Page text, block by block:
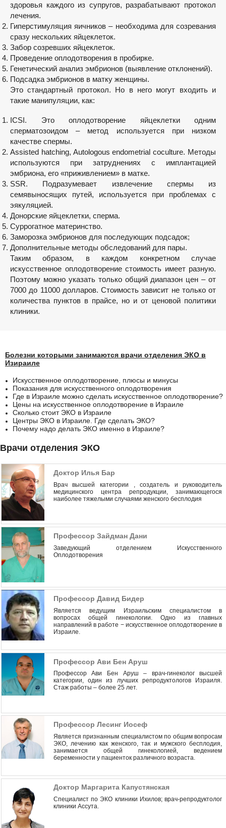
здоровья каждого из супругов, разрабатывают протокол
лечения.
Гиперстимуляция яичников – необходима для созревания
сразу нескольких яйцеклеток.
Забор созревших яйцеклеток.
Проведение оплодотворения в пробирке.
Генетический анализ эмбрионов (выявление отклонений).
Подсадка эмбрионов в матку женщины.
Это стандартный протокол. Но в него могут входить и
такие манипуляции, как:
ICSI. Это оплодотворение яйцеклетки одним
сперматозоидом – метод используется при низком
качестве спермы.
Assisted hatching, Autologous endometrial coculture. Методы
используются при затруднениях с имплантацией
эмбриона, его «приживлением» в матке.
SSR. Подразумевает извлечение спермы из
семявыносящих путей, используется при проблемах с
эякуляцией.
Донорские яйцеклетки, сперма.
Суррогатное материнство.
Заморозка эмбрионов для последующих подсадок;
Дополнительные методы обследований для пары.
Таким образом, в каждом конкретном случае
искусственное оплодотворение стоимость имеет разную.
Поэтому можно указать только общий диапазон цен – от
7000 до 11000 долларов. Стоимость зависит не только от
количества пунктов в прайсе, но и от ценовой политики
клиники.
Болезни которыми занимаются врачи отделения ЭКО в
Изираиле
Искусственное оплодотворение, плюсы и минусы
Показания для искусственного оплодотворения
Где в Израиле можно сделать искусственное оплодотворение?
Цены на искусственное оплодотворение в Израиле
Сколько стоит ЭКО в Израиле
Центры ЭКО в Израиле. Где сделать ЭКО?
Почему надо делать ЭКО именно в Израиле?
Врачи отделения ЭКО
Доктор Илья Бар
Врач высшей категории , создатель и руководитель
медицинского центра репродукции, занимающегося
наиболее тяжелыми случаями женского бесплодия
Профессор Зайдман Дани
Заведующий отделением Искусственного
Оплодотворения
Профессор Давид Бидер
Является ведущим Израильским специалистом в
вопросах общей гинекологии. Одно из главных
направлений в работе − искусственное оплодотворение в
Израиле.
Профессор Ави Бен Аруш
Профессор Ави Бен Аруш – врач-гинеколог высшей
категории, один из лучших репродуктологов Израиля.
Стаж работы – более 25 лет.
Профессор Лесинг Иосеф
Является признанным специалистом по общим вопросам
ЭКО, лечению как женского, так и мужского бесплодия,
занимается общей гинекологией, ведением
беременности у пациенток различного возраста.
Доктор Маргарита Капустянская
Специалист по ЭКО клиники Ихилов; врач-репродуктолог
клиники Ассута.